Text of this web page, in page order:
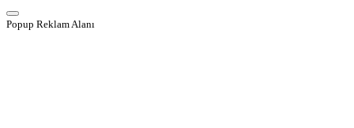
Popup Reklam Alanı